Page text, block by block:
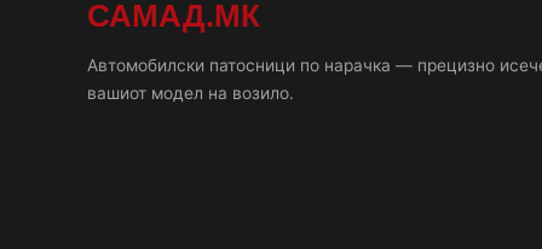
САМАД.МК
Автомобилски патосници по нарачка — прецизно
вашиот модел на возило.